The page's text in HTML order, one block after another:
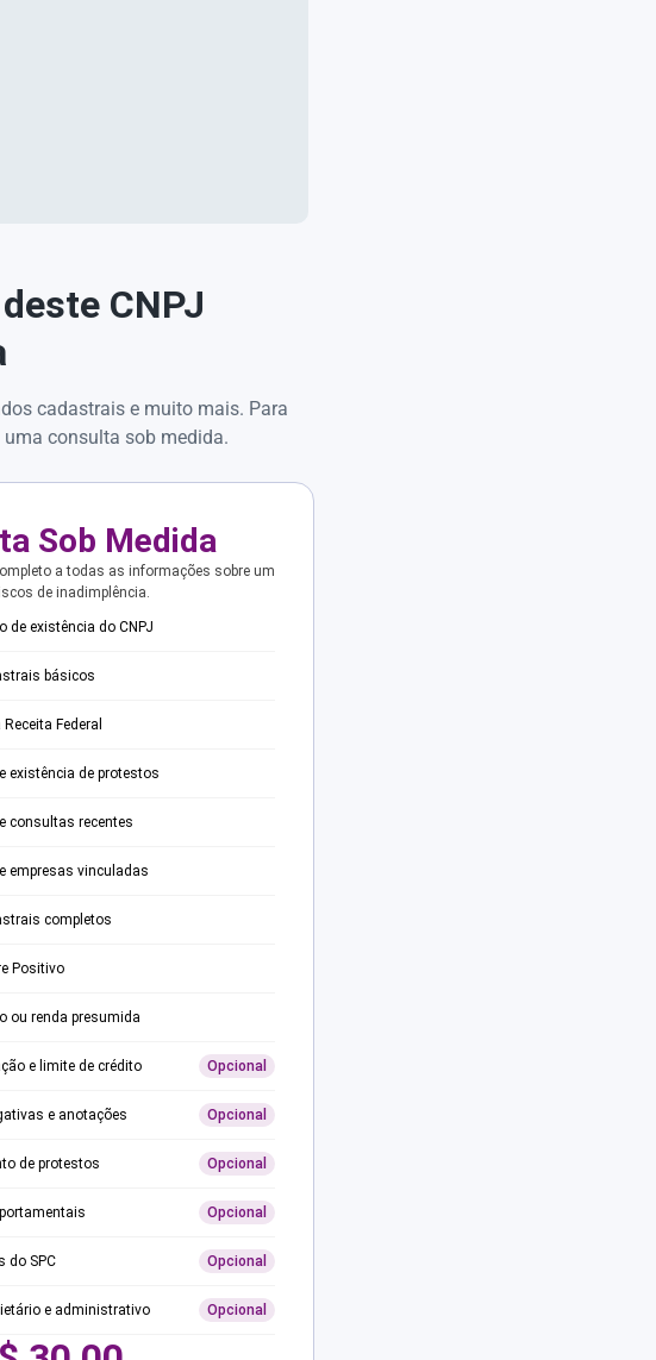
CNPJ
cadastrais e muito mais. Para
consulta sob medida.
Sob Medida
a todas as informações sobre um
de inadimplência.
de existência do CNPJ
básicos
Federal
existência de protestos
consultas recentes
empresas vinculadas
completos
Positivo
ou renda presumida
e limite de crédito Opcional
e anotações Opcional
de protestos Opcional
Opcional
do SPC Opcional
e administrativo Opcional